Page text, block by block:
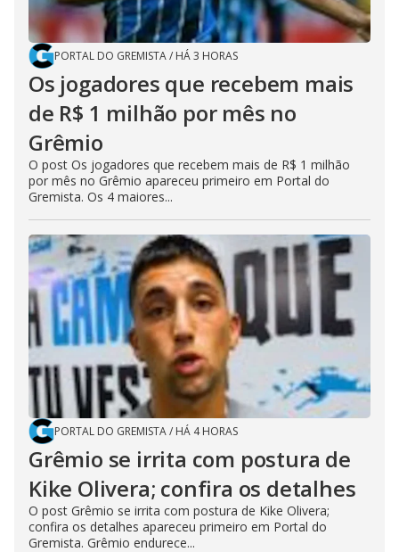
PORTAL DO GREMISTA/ HÁ 3 HORAS
Os jogadores que recebem mais
de R$ 1 milhão por mês no
Grêmio
O post Os jogadores que recebem mais de R$ 1 milhão
por mês no Grêmio apareceu primeiro em Portal do
Gremista. Os 4 maiores...
PORTAL DO GREMISTA/ HÁ 4 HORAS
Grêmio se irrita com postura de
Kike Olivera; confira os detalhes
O post Grêmio se irrita com postura de Kike Olivera;
confira os detalhes apareceu primeiro em Portal do
Gremista. Grêmio endurece...